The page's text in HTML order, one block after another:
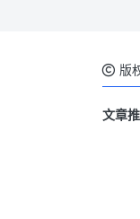
版
文章